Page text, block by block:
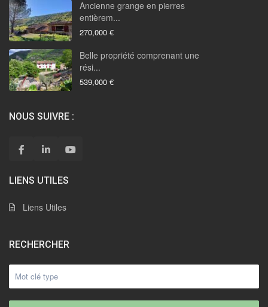
Ancienne grange en pierres
entièrem...
270,000 €
Belle propriété comprenant une
rési...
539,000 €
NOUS SUIVRE :
LIENS UTILES
Liens Utiles
RECHERCHER